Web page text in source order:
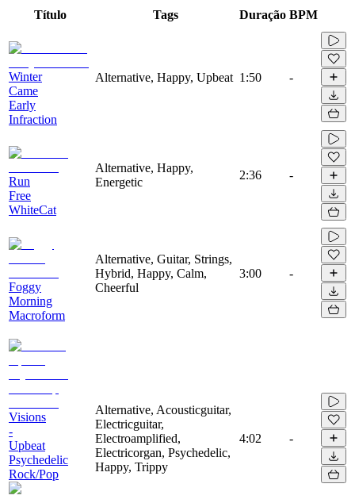
Título Tags Duração BPM
Winter
Came
Early
Infraction
Alternative, Happy, Upbeat 1:50 -
Run
Free
WhiteCat
Alternative, Happy,
Energetic
2:36 -
Foggy
Morning
Macroform
Alternative, Guitar, Strings,
Hybrid, Happy, Calm,
Cheerful
3:00 -
Visions
-
Upbeat
Psychedelic
Rock/Pop
Alternative, Acousticguitar,
Electricguitar,
Electroamplified,
Electricorgan, Psychedelic,
Happy, Trippy
4:02 -